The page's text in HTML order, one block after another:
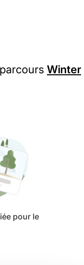
Winter
pour le